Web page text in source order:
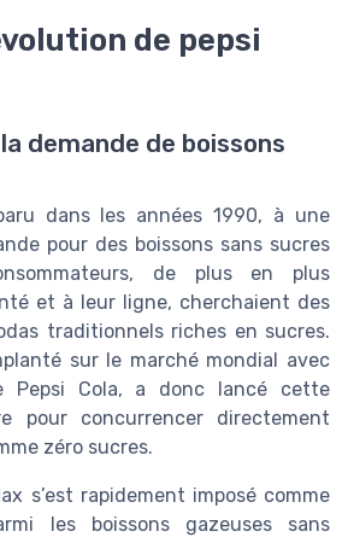
de pepsi
demande de boissons
dans les années 1990, à une
pour des boissons sans sucres
de plus en plus
et à leur ligne, cherchaient des
traditionnels riches en sucres.
sur le marché mondial avec
Pepsi Cola, a donc lancé cette
pour concurrencer directement
zéro sucres.
s’est rapidement imposé comme
les boissons gazeuses sans